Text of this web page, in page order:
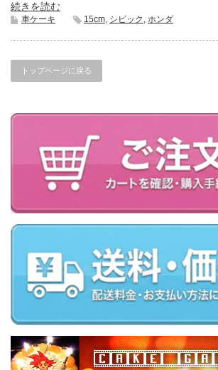
続きを読む
車ケーキ 15cm, シビック , ホンダ
トップページに戻る